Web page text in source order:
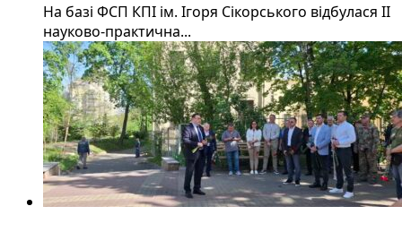
На базі ФСП КПІ ім. Ігоря Сікорського відбулася ІІ
науково-практична...